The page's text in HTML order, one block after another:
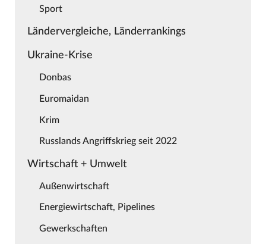
Sport
Ländervergleiche, Länderrankings
Ukraine-Krise
Donbas
Euromaidan
Krim
Russlands Angriffskrieg seit 2022
Wirtschaft + Umwelt
Außenwirtschaft
Energiewirtschaft, Pipelines
Gewerkschaften